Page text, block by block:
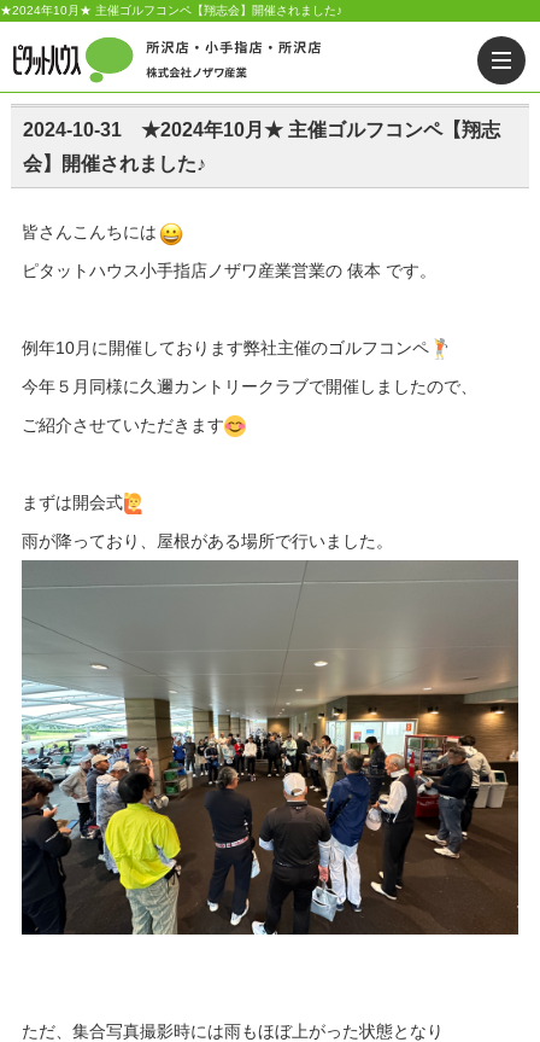
★2024年10月★ 主催ゴルフコンペ【翔志会】開催されました♪
2024-10-31 ★2024年10月★ 主催ゴルフコンペ【翔志
会】開催されました♪
皆さんこんちには
ピタットハウス小手指店ノザワ産業営業の 俵本 です。
例年10月に開催しております弊社主催のゴルフコンペ
今年５月 同様に久邇カントリークラブで開催しましたので、
ご紹介させていただきます
まずは開会式
雨が降っており、屋根がある場所で行いました。
ただ、集合写真撮影時には雨もほぼ上がった状態となり